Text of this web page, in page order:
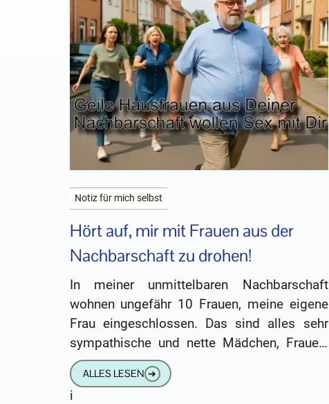
Notiz für mich selbst
Hört auf, mir mit Frauen aus der
Nachbarschaft zu drohen!
In meiner unmittelbaren Nachbarschaft
wohnen ungefähr 10 Frauen, meine eigene
Frau eingeschlossen. Das sind alles sehr
sympathische und nette Mädchen, Frauen,
Damen. Über keine kann ich etwas
Negatives sagen. Das
ALLES LESEN ➔
i